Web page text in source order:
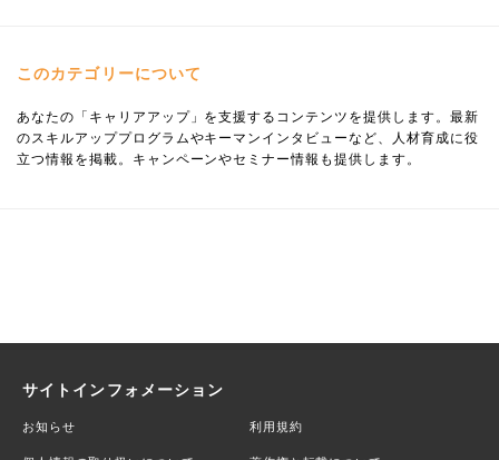
このカテゴリーについて
あなたの「キャリアアップ」を支援するコンテンツを提供します。最新
のスキルアッププログラムやキーマンインタビューなど、人材育成に役
立つ情報を掲載。キャンペーンやセミナー情報も提供します。
サイトインフォメーション
お知らせ 利用規約